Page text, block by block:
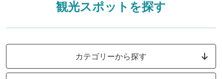
観光スポットを探す
カテゴリーから探す